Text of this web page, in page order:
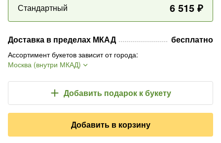
Стандартный 6 515 ₽
Доставка в пределах МКАД бесплатно
Ассортимент букетов зависит от города:
Москва (внутри МКАД)
Добавить подарок к букету
Добавить в корзину